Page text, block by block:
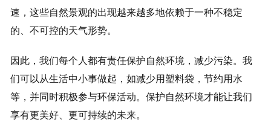
速，这些自然景观的出现越来越多地依赖于一种不稳定
的、不可控的天气形势。
因此，我们每个人都有责任保护自然环境，减少污染。我
们可以从生活中小事做起，如减少用塑料袋，节约用水
等，并同时积极参与环保活动。保护自然环境才能让我们
享有更美好、更可持续的未来。